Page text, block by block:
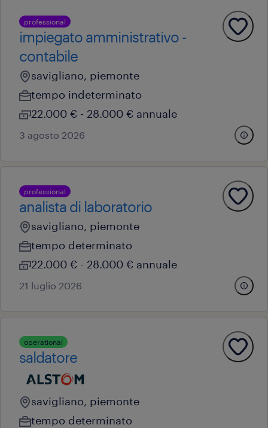
professional
impiegato amministrativo -
contabile
savigliano, piemonte
tempo indeterminato
22.000 € - 28.000 € annuale
3 agosto 2026
professional
analista di laboratorio
savigliano, piemonte
tempo determinato
22.000 € - 28.000 € annuale
21 luglio 2026
operational
saldatore
savigliano, piemonte
tempo determinato